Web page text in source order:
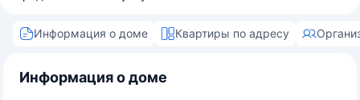
Информация о доме Квартиры по адресу
Информация о доме